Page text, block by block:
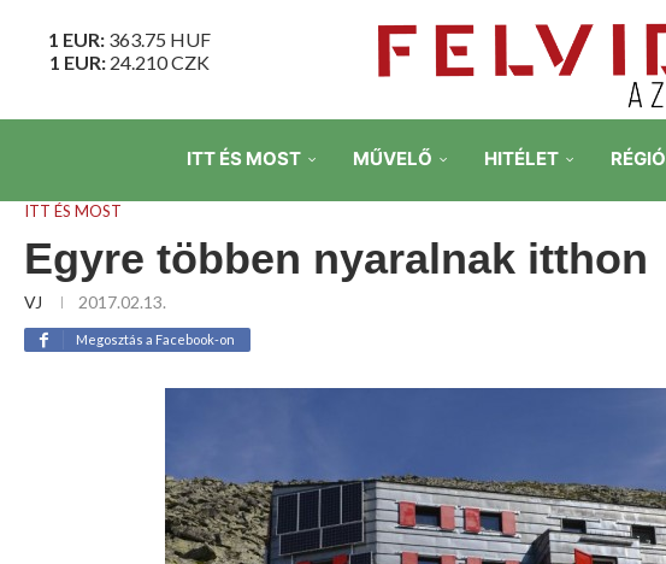
1 EUR: 363.75 HUF
1 EUR: 24.210CZK
ITT ÉS MOST MŰVELŐ HITÉLET RÉGIÓ
ITT ÉS MOST
Egyre többen nyaralnak itthon
VJ 2017.02.13.
Megosztás a Facebook-on